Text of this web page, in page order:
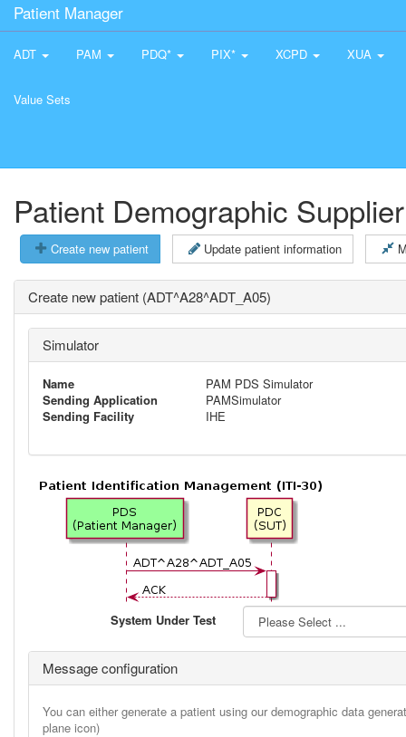
Patient Manager
ADT PAM PDQ* PIX* XCPD XUA
Value Sets
Patient Demographic Supplier
Create new patient Update patient information
Create new patient (ADT^A28^ADT_A05)
Simulator
Name
PAM PDS Simulator
Sending Application
PAMSimulator
Sending Facility
IHE
System Under Test
Message configuration
You can either generate a patient using our demographic data
plane icon)